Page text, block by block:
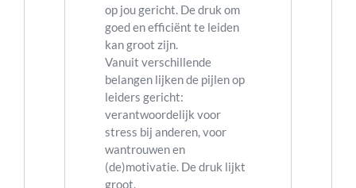
op jou gericht. De druk om
goed en efficiënt te leiden
kan groot zijn.
Vanuit verschillende
belangen lijken de pijlen op
leiders gericht:
verantwoordelijk voor
stress bij anderen, voor
wantrouwen en
(de)motivatie. De druk lijkt
groot.